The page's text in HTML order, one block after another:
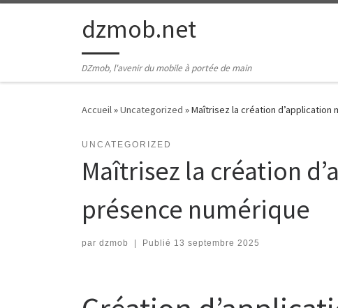
Passer au contenudzmob.net
DZmob, l'avenir du mobile à portée de main
Accueil»Uncategorized »Maîtrisez la création
UNCATEGORIZED
Maîtrisez la création
présence numérique
par dzmob Publié 13 septembre 2025